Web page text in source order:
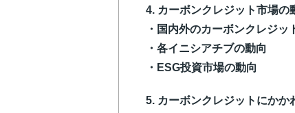
4. カーボンクレジット市場の
・国内外のカーボンクレジッ
・各イニシアチブの動向
・ESG投資市場の動向
5. カーボンクレジットにかか